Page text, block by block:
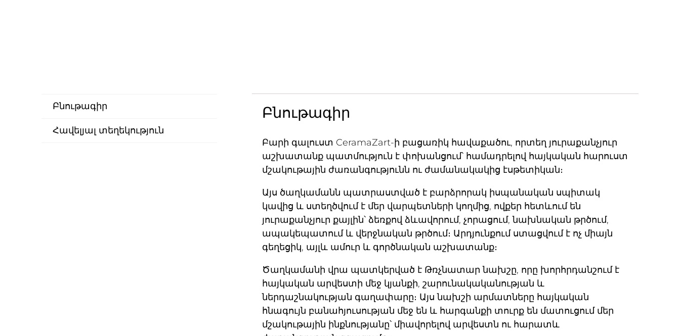
Բնութագիր
Հավելյալ տեղեկություն
Բնութագիր
Բարի գալուստ CeramaZart-ի բացառիկ հավաքածու, որտեղ յուրաքանչյուր
աշխատանք պատմություն է փոխանցում՝ համադրելով հայկական հարուստ
մշակութային ժառանգությունն ու ժամանակակից էսթետիկան։
Այս ծաղկամանն պատրաստված է բարձրորակ իսպանական սպիտակ
կավից և ստեղծվում է մեր վարպետների կողմից, ովքեր հետևում են
յուրաքանչյուր քայլին՝ ձեռքով ձևավորում, չորացում, նախնական թրծում,
ապակեպատում և վերջնական թրծում։ Արդյունքում ստացվում է ոչ միայն
գեղեցիկ, այլև ամուր և գործնական աշխատանք։
Ծաղկամանի վրա պատկերված է Թռչնատար նախշը, որը խորհրդանշում է
հայկական արվեստի մեջ կյանքի, շարունակականության և
ներդաշնակության գաղափարը։ Այս նախշի արմատները հայկական
հնագույն բանահյուսության մեջ են և հարգանքի տուրք են մատուցում մեր
մշակութային ինքնությանը՝ միավորելով արվեստն ու հարատև